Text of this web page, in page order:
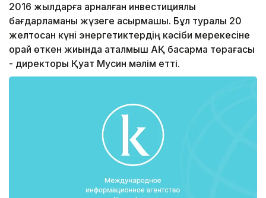
2016 жылдарға арналған инвестициялық
бағдарламаны жүзеге асырмақшы. Бұл туралы 20
желтоқсан күні энергетиктердің кәсіби мерекесіне
орай өткен жиында аталмыш АҚ басқарма төрағасы
- директоры Қуат Мусин мәлім етті.